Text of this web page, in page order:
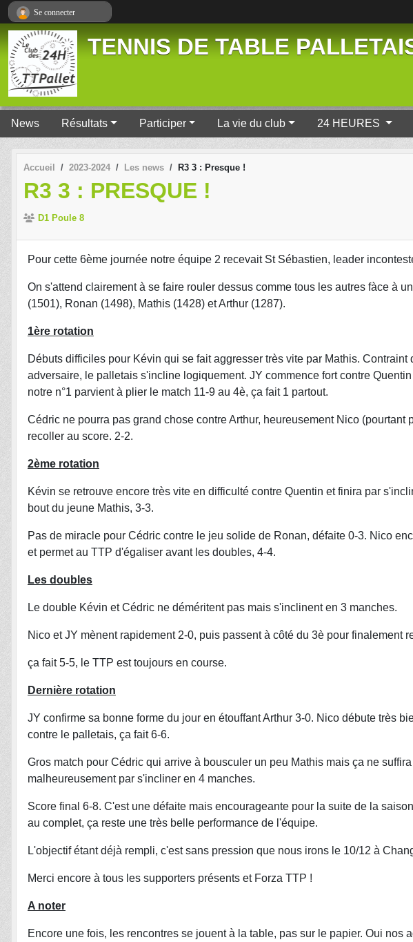
TENNIS DE TABLE
News Résultats Participer La vie du club 24 HEURES
Accueil 2023-2024 Les news R3 3 : Presque !
R3 3 : PRESQUE !
D1 Poule 8
Pour cette 6ème journée notre équipe 2 recevait St Sébastien, leader
On s'attend clairement à se faire rouler dessus comme tous les autres fàce à
(1501), Ronan (1498), Mathis (1428) et Arthur (1287).
1ère rotation
Débuts difficiles pour Kévin qui se fait aggresser très vite par Mathis.
adversaire, le palletais s'incline logiquement. JY commence fort contre
notre n°1 parvient à plier le match 11-9 au 4è, ça fait 1 partout.
Cédric ne pourra pas grand chose contre Arthur, heureusement Nico
recoller au score. 2-2.
2ème rotation
Kévin se retrouve encore très vite en difficulté contre Quentin et finira par
bout du jeune Mathis, 3-3.
Pas de miracle pour Cédric contre le jeu solide de Ronan, défaite 0-3. Nico
et permet au TTP d'égaliser avant les doubles, 4-4.
Les doubles
Le double Kévin et Cédric ne déméritent pas mais s'inclinenten 3 manches.
Nico et JY mènent rapidement 2-0, puis passent à côté du 3è pour finalement
ça fait 5-5, le TTP est toujours en course.
Dernière rotation
JY confirme sa bonne forme du jour en étouffant Arthur 3-0. Nico débute très
contre le palletais, ça fait 6-6.
Gros match pour Cédric qui arrive à bousculer un peu Mathis mais ça ne
malheureusement par s'incliner en 4 manches.
Score final 6-8. C'est une défaite mais encourageante pour la suite de la
au complet, ça reste une très belle performance de l'équipe.
L'objectif étant déjà rempli, c'est sans pression que nous irons le 10/12 à
Merci encore à tous les supporters présents et Forza TTP !
A noter
Encore une fois, les rencontres se jouent à la table, pas sur le papier. Oui
Se connecter
Panneau de gestion des cookies